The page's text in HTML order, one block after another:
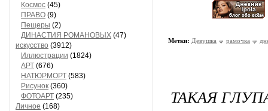
Космос (45)
ПРАВО (9)
Пещеры (2)
ДИНАСТИЯ РОМАНОВЫХ (47)
искусство (3912)
Иллюстрации (1824)
АРТ (676)
НАТЮРМОРТ (583)
Рисунок (360)
ФОТОАРТ (235)
Личное (168)
Метки: Девушка рамочка
ТАКАЯ